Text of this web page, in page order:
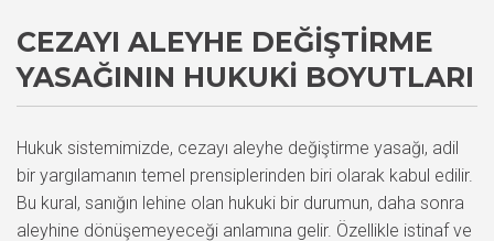
CEZAYI ALEYHE DEĞIŞTIRME
YASAĞININ HUKUKI BOYUTLARI
Hukuk sistemimizde, cezayı aleyhe değiştirme yasağı, adil
bir yargılamanın temel prensiplerinden biri olarak kabul edilir.
Bu kural, sanığın lehine olan hukuki bir durumun, daha sonra
aleyhine dönüşemeyeceği anlamına gelir. Özellikle istinaf ve